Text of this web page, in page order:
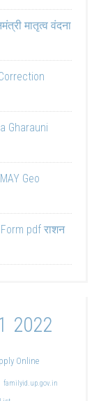
मातृत्व वंदना
Gharauni
Geo
pdf राशन
2022
Online
familyid.up.gov.in